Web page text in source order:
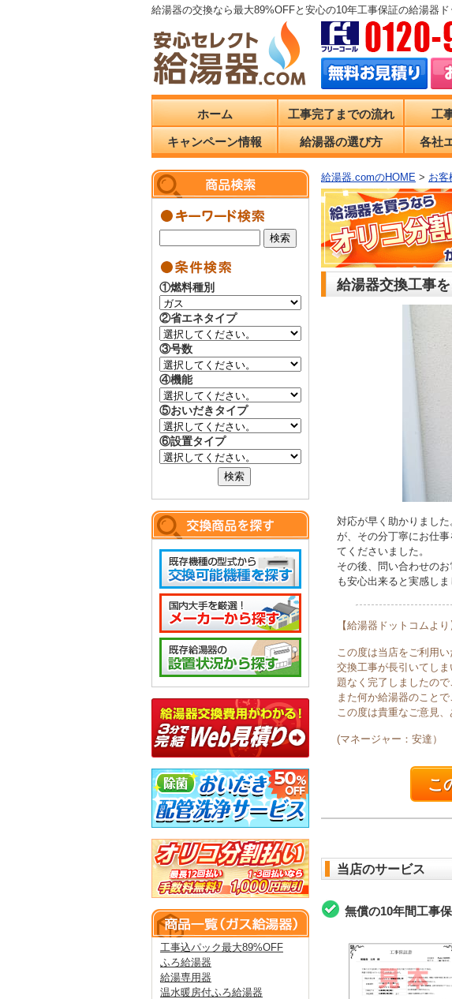
給湯器の交換なら最大89%OFFと安心の10年工事保証の給湯器ド
ホーム 工事完了までの流れ 工
キャンペーン情報 給湯器の選び方 各社
①燃料種別
②省エネタイプ
③号数
④機能
⑤おいだきタイプ
⑥設置タイプ
工事込パック最大89%OFF
ふろ給湯器
給湯専用器
温水暖房付ふろ給湯器
給湯器.comのHOME > お客
給湯器交換工事
対応が早く助かりまし
が、その分丁寧にお仕
てくださいました。
その後、問い合わせの
も安心出来ると実感しま
【給湯器ドットコムより
この度は当店をご利用
交換工事が長引いてし
題なく完了しましたので
また何か給湯器のこと
この度は貴重なご意見、
(マネージャー：安達）
こ
当店のサービス
無償の10年間工事